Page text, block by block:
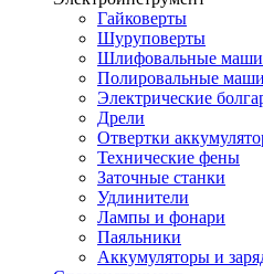
Гайковерты
Шуруповерты
Шлифовальные
Полировальные
Электрические
Дрели
Отвертки
Технические фены
Заточные станки
Удлинители
Лампы и фонари
Паяльники
Аккумуляторы и